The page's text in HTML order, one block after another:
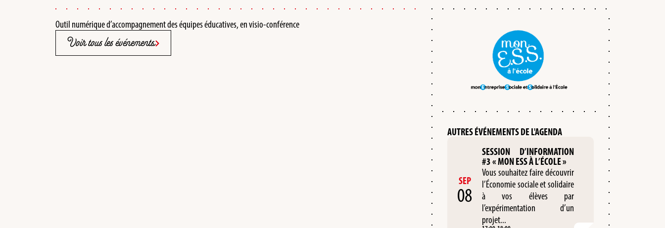
Outil numérique d’accompagnement des équipes éducatives, en visio-conférence
Voir tous les événements
AUTRES ÉVÉNEMENTS DE L'AGENDA
SEP
08
SESSION D’INFORMATION
#3 « MON ESS À L’ÉCOLE »
Vous souhaitez faire découvrir
l’Économie sociale et solidaire
à vos élèves par
l’expérimentation d’un
projet...